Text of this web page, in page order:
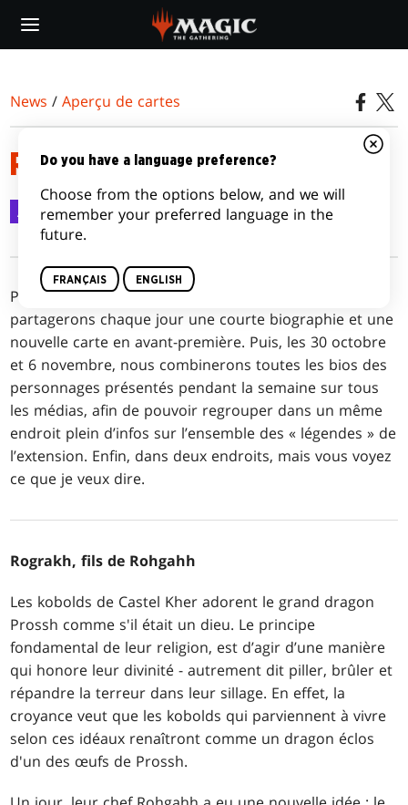
main
News /Aperçu de cartes
ROGRAKH, FILS DE ROHGAHH
Aperçu de cartes 29 oct. 2020
Pendant les previews deCommander Légendes
partagerons chaque jour une courte biographie et une
nouvelle carte en avant-première. Puis, les 30 octobre
et 6 novembre, nous combinerons toutes les bios des
personnages présentés pendant la semaine sur tous
les médias, afin de pouvoir regrouper dans un même
endroit plein d’infos sur l’ensemble des « légendes » de
l’extension. Enfin, dans deux endroits, mais vous voyez
ce que je veux dire.
Rograkh, fils de Rohgahh
Les kobolds de Castel Kher adorent le grand dragon
Prossh comme s'il était un dieu. Le principe
fondamental de leur religion, est d’agir d’une manière
qui honore leur divinité - autrement dit piller, brûler et
répandre la terreur dans leur sillage. En effet, la
croyance veut que les kobolds qui parviennent à vivre
selon ces idéaux renaîtront comme un dragon éclos
d'un des œufs de Prossh.
Do you have a language preference?
Choose from the options below, and we will
remember your preferred language in the
future.
FRANÇAIS ENGLISH